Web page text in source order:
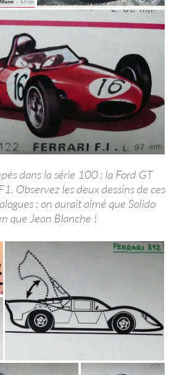
dans la série 100 : la Ford GT
Observez les deux dessins de ces
: on aurait aimé que Solido
que Jean Blanche !